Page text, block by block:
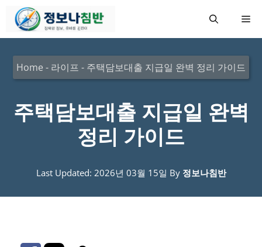
메
Home - 라이프 - 주택담보대출 지급일 완벽 정리 가이드
주택담보대출 지급일 완벽
정리 가이드
Last Updated: 2026년 03월 15일 By 정보나침반